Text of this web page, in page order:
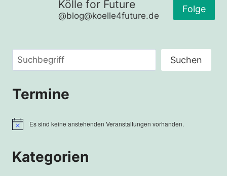
Kölle for Future
@blog@koelle4future.de
Folge
Suchen Suchen
Termine
HinweisEs sind keine anstehenden Veranstaltungen vorhanden.
Kategorien